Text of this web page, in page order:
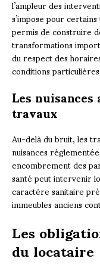
l’ampleur des
s’impose pour
permis de construire
transformations
du respect des
conditions
Les
travaux
Au-delà du bruit, les
nuisances
encombrement des
santé peut intervenir
caractère sanitaire
immeubles anciens
Les
du locataire